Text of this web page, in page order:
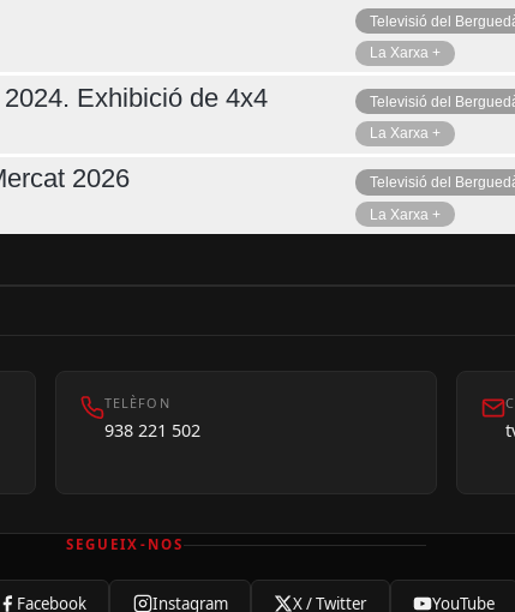
Televisió del
La Xarxa +
Exhibició de 4x4
Televisió del
La Xarxa +
2026
Televisió del
La Xarxa +
TELÈFON
938 221 502
SEGUEIX-NOS
Facebook Instagram X / Twitter YouTube